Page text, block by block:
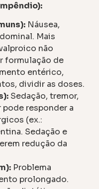
Náusea,
Mais
não
formulação de
entérico,
dividir as doses.
Sedação, tremor,
pode responder a
(ex.:
Sedação e
redução da
Problema
prolongado.